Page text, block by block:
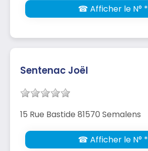
☎ Afficher le N° *
Sentenac Joël
15 Rue Bastide 81570 Semalens
☎ Afficher le N° *